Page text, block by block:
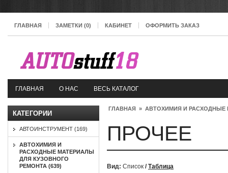
ГЛАВНАЯ ЗАМЕТКИ (0) КАБИНЕТ ОФОРМИТЬ ЗАКАЗ
ГЛАВНАЯ О НАС ВЕСЬ КАТАЛОГ
КАТЕГОРИИ
АВТОИНСТРУМЕНТ (169)
АВТОХИМИЯ И
РАСХОДНЫЕ МАТЕРИАЛЫ
ДЛЯ КУЗОВНОГО
РЕМОНТА (639)
ГЛАВНАЯ » АВТОХИМИЯ И РАСХОДНЫЕ
ПРОЧЕЕ
Вид: Список / Таблица